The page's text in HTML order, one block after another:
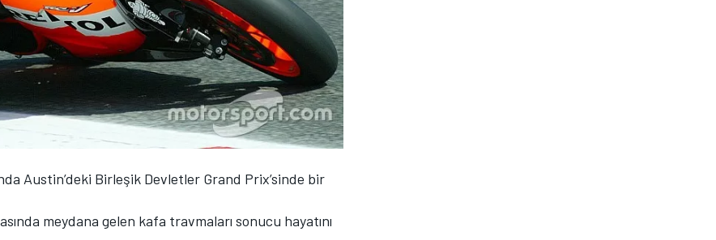
Austin’deki Birleşik Devletler Grand Prix’sinde bir
meydana gelen kafa travmaları sonucu hayatını